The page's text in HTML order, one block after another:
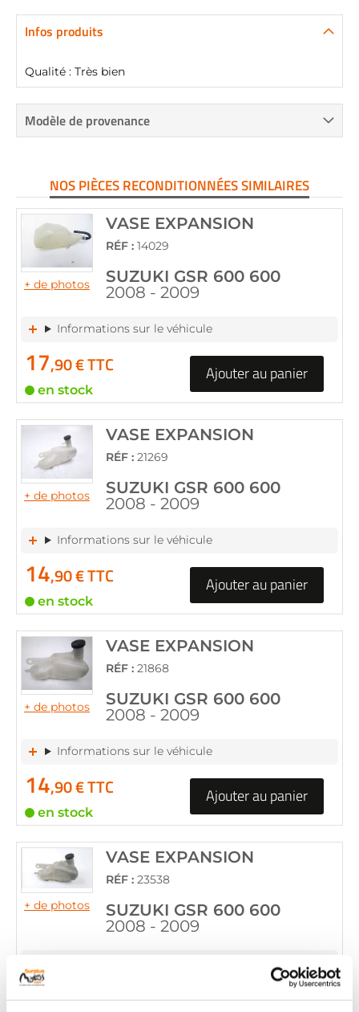
Infos produits
Qualité : Très bien
Modèle de provenance
NOS PIÈCES RECONDITIONNÉES SIMILAIRES
+ de photos
VASE EXPANSION
RÉF : 14029
SUZUKI GSR 600 600
2008 - 2009
Informations sur le véhicule
17,90 € TTC
en stock
Ajouter au panier
+ de photos
VASE EXPANSION
RÉF : 21269
SUZUKI GSR 600 600
2008 - 2009
Informations sur le véhicule
14,90 € TTC
en stock
Ajouter au panier
+ de photos
VASE EXPANSION
RÉF : 21868
SUZUKI GSR 600 600
2008 - 2009
Informations sur le véhicule
14,90 € TTC
en stock
Ajouter au panier
+ de photos
VASE EXPANSION
RÉF : 23538
SUZUKI GSR 600 600
2008 - 2009
14,90 € TTC Ajouter au panier